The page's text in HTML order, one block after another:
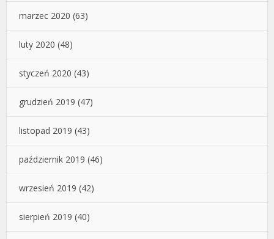
marzec 2020 (63)
luty 2020 (48)
styczeń 2020 (43)
grudzień 2019 (47)
listopad 2019 (43)
październik 2019 (46)
wrzesień 2019 (42)
sierpień 2019 (40)